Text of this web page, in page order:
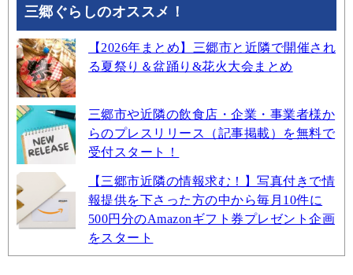
三郷ぐらしのオススメ！
【2026年まとめ】三郷市と近隣で開催され
る夏祭り＆盆踊り&花火大会まとめ
三郷市や近隣の飲食店・企業・事業者様か
らのプレスリリース（記事掲載）を無料で
受付スタート！
【三郷市近隣の情報求む！】写真付きで情
報提供を下さった方の中から毎月10件に
500円分のAmazonギフト券プレゼント企画
をスタート